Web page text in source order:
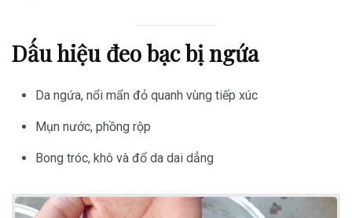
Dấu hiệu đeo bạc bị ngứa
Da ngứa, nổi mẩn đỏ quanh vùng tiếp xúc
Mụn nước, phồng rộp
Bong tróc, khô và đổ da dai dẳng